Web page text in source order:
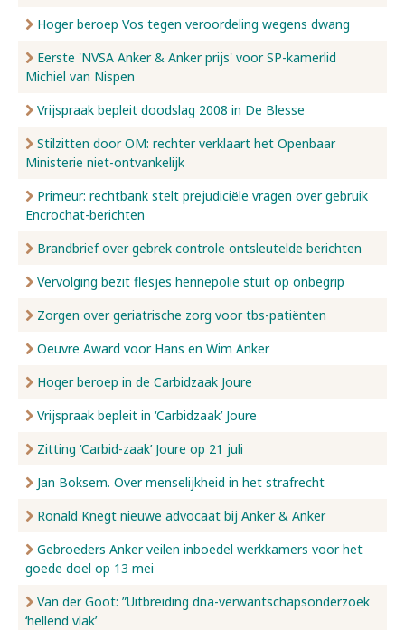
Hoger beroep Vos tegen veroordeling wegens dwang
Eerste 'NVSA Anker & Anker prijs' voor SP-kamerlid
Michiel van Nispen
Vrijspraak bepleit doodslag 2008 in De Blesse
Stilzitten door OM: rechter verklaart het Openbaar
Ministerie niet-ontvankelijk
Primeur: rechtbank stelt prejudiciële vragen over gebruik
Encrochat-berichten
Brandbrief over gebrek controle ontsleutelde berichten
Vervolging bezit flesjes hennepolie stuit op onbegrip
Zorgen over geriatrische zorg voor tbs-patiënten
Oeuvre Award voor Hans en Wim Anker
Hoger beroep in de Carbidzaak Joure
Vrijspraak bepleit in ‘Carbidzaak’ Joure
Zitting ‘Carbid-zaak’ Joure op 21 juli
Jan Boksem. Over menselijkheid in het strafrecht
Ronald Knegt nieuwe advocaat bij Anker & Anker
Gebroeders Anker veilen inboedel werkkamers voor het
goede doel op 13 mei
Van der Goot: ”Uitbreiding dna-verwantschapsonderzoek
‘hellend vlak’